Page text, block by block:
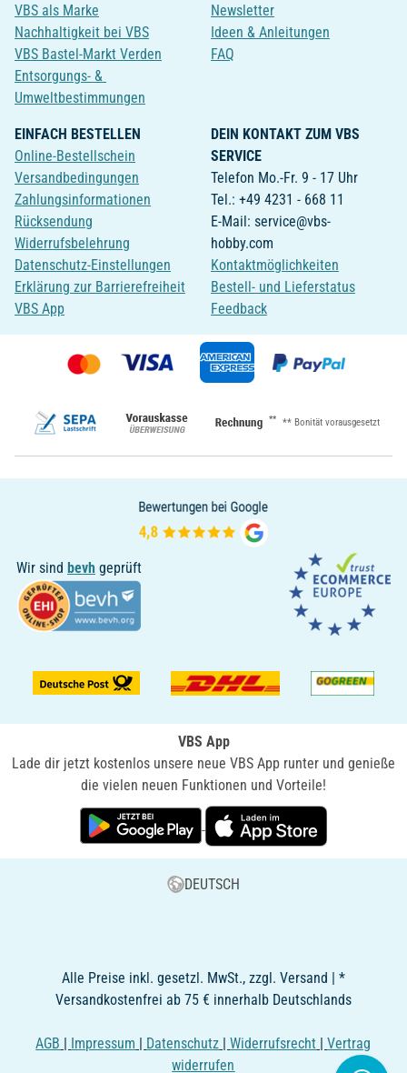
VBS als Marke
Nachhaltigkeit bei VBS
VBS Bastel-Markt Verden
Entsorgungs- &
Umweltbestimmungen
Newsletter
Ideen & Anleitungen
FAQ
EINFACH BESTELLEN
Online-Bestellschein
Versandbedingungen
Zahlungsinformationen
Rücksendung
Widerrufsbelehrung
Datenschutz-Einstellungen
Erklärung zur Barrierefreiheit
VBS App
DEIN KONTAKT ZUM VBS
SERVICE
Telefon Mo.-Fr. 9 - 17 Uhr
Tel.: +49 4231 - 668 11
E-Mail: service@vbs-
hobby.com
Kontaktmöglichkeiten
Bestell- und Lieferstatus
Feedback
** ** Bonität vorausgesetzt
Wir sind bevh geprüft
VBS App
Lade dir jetzt kostenlos unsere neue VBS App runter und genieße
die vielen neuen Funktionen und Vorteile!
DEUTSCH
Alle Preise inkl. gesetzl. MwSt., zzgl. Versand | *
Versandkostenfrei ab 75 € innerhalb Deutschlands
AGB | Impressum | Datenschutz |Widerrufsrecht |Vertrag
widerrufen